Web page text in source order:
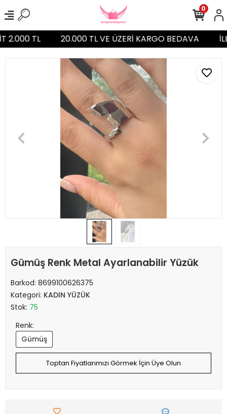
2.000 TL 20.000 TL VE ÜZERİ KARGO BEDAVA
0
Gümüş Renk Metal Ayarlanabilir Yüzük
Barkod: 8699100626375
Kategori: KADIN YÜZÜK
Stok: 75
Renk:
Gümüş
Toptan Fiyatlarımızı Görmek İçin Üye Olun